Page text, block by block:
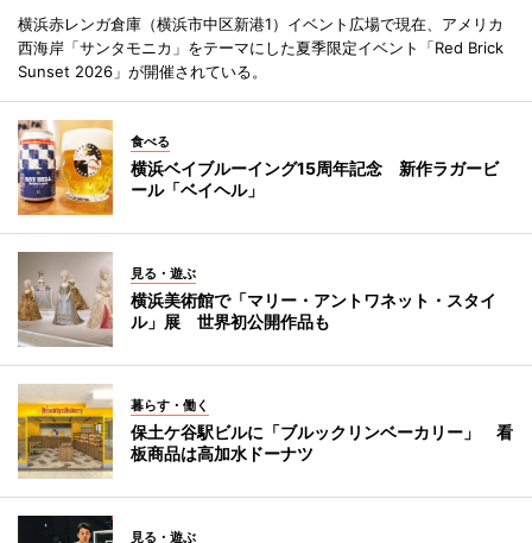
横浜赤レンガ倉庫（横浜市中区新港1）イベント広場で現在、アメリカ
西海岸「サンタモニカ」をテーマにした夏季限定イベント「Red Brick
Sunset 2026」が開催されている。
食べる
横浜ベイブルーイング15周年記念 新作ラガービ
ール「ベイヘル」
見る・遊ぶ
横浜美術館で「マリー・アントワネット・スタイ
ル」展 世界初公開作品も
暮らす・働く
保土ケ谷駅ビルに「ブルックリンベーカリー」 看
板商品は高加水ドーナツ
見る・遊ぶ